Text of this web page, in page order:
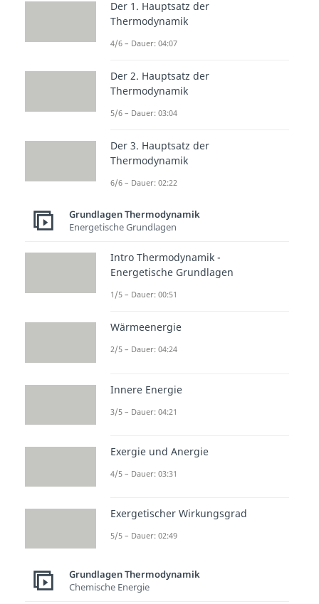
Dauer: 05:25
Dampfdruck
Temperatur
Taupunkt
Dauer: 03:52
Fahrenheit
Dauer: 04:34
Der 1. Hauptsatz der
Thermodynamik
4/6 – Dauer: 04:07
Der 2. Hauptsatz der
Thermodynamik
5/6 – Dauer: 03:04
Der 3. Hauptsatz der
Thermodynamik
6/6 – Dauer: 02:22
Grundlagen Thermodynamik
Energetische Grundlagen
Intro Thermodynamik -
Energetische Grundlagen
1/5 – Dauer: 00:51
Wärmeenergie
2/5 – Dauer: 04:24
Innere Energie
3/5 – Dauer: 04:21
Exergie und Anergie
4/5 – Dauer: 03:31
Exergetischer Wirkungsgrad
5/5 – Dauer: 02:49
Grundlagen Thermodynamik
Chemische Energie